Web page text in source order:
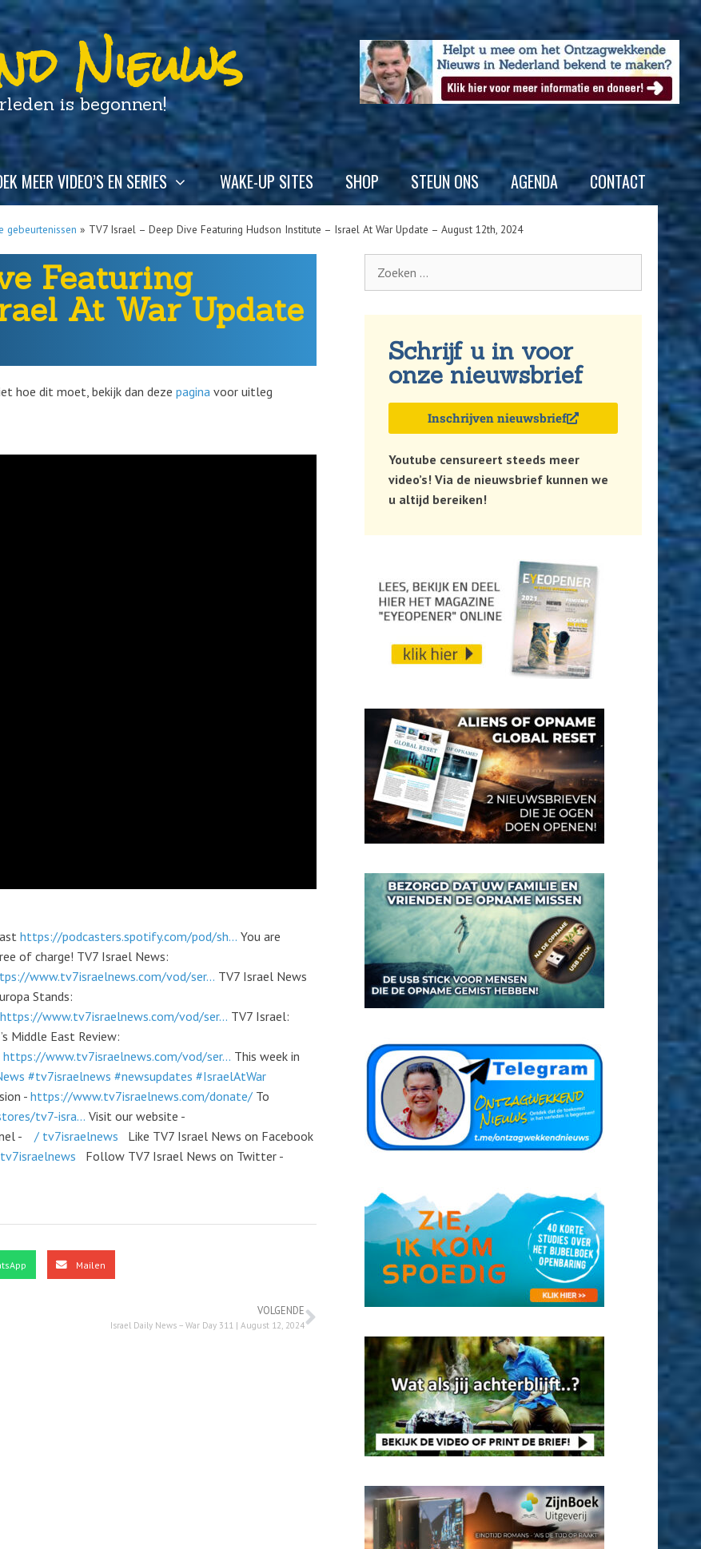
Nieuws
is begonnen!
MEER VIDEO’S EN SERIES WAKE-UP SITES SHOP STEUN ONS AGENDA CONTACT
gebeurtenissen » TV7 Israel – Deep Dive Featuring Hudson Institute – Israel At War Update – August 12th, 2024
Featuring
At War Update
hoe dit moet, bekijk dan deze pagina voor uitleg
https://podcasters.spotify.com/pod/sh... You are
of charge! TV7 Israel News:
www.tv7israelnews.com/vod/ser... TV7 Israel News
Stands:
https://www.tv7israelnews.com/vod/ser... TV7 Israel:
Middle East Review:
https://www.tv7israelnews.com/vod/ser... This week in
#tv7israelnews #newsupdates #IsraelAtWar
- https://www.tv7israelnews.com/donate/ To
tv7-isra... Visit our website -
- / tv7israelnews
Like TV7 Israel News on Facebook
Follow TV7 Israel News on Twitter -
Mailen
VOLGENDE
Israel Daily News – War Day 311 | August 12, 2024
Schrijf u in voor
onze nieuwsbrief
Inschrijven nieuwsbrief
Youtube censureert steeds meer
video’s! Via de nieuwsbrief kunnen we
u altijd bereiken!